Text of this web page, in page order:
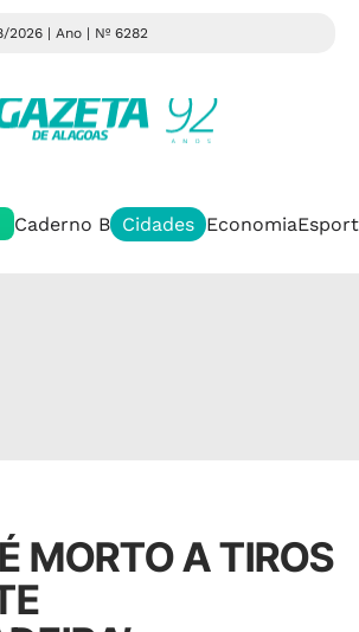
2026 | Ano | Nº 6282
Caderno B Cidades Economia
MORTO A TIROS